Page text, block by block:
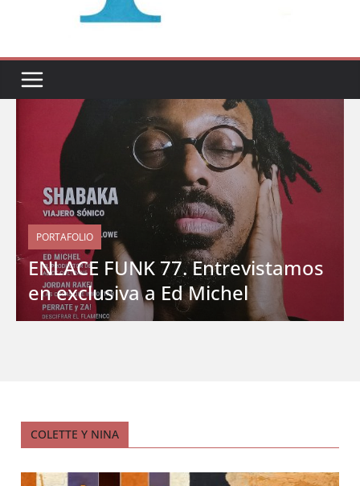
PORTAFOLIO
ENLACE FUNK 77. Entrevistamos
en exclusiva a Ed Michel
COLETTE Y NINA